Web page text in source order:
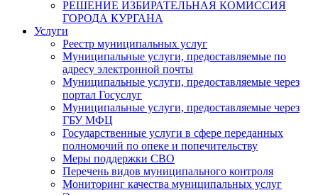
РЕШЕНИЕ ИЗБИРАТЕЛЬНАЯ КОМИССИЯ
ГОРОДА КУРГАНА
Услуги
Реестр муниципальных услуг
Муниципальные услуги, предоставляемые по
адресу электронной почты
Муниципальные услуги, предоставляемые через
портал Госуслуг
Муниципальные услуги, предоставляемые через
ГБУ МФЦ
Государственные услуги в сфере переданных
полномочий по опеке и попечительству
Меры поддержки СВО
Перечень видов муниципального контроля
Мониторинг качества муниципальных услуг